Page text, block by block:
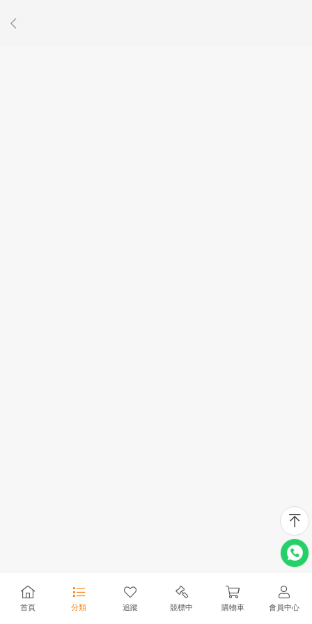
首頁 分類 追蹤 競標中 購物車 會員中心